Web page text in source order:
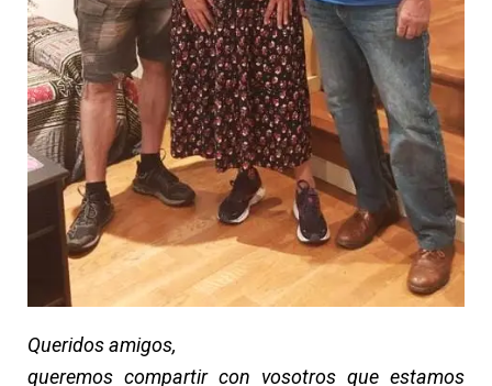
Queridos amigos,
queremos compartir con vosotros que estamos